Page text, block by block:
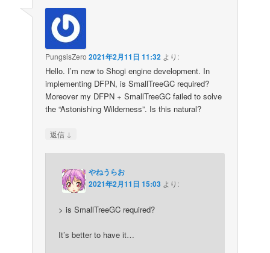
PungsisZero 2021年2月11日 11:32 より:
Hello. I’m new to Shogi engine development. In
implementing DFPN, is SmallTreeGC required?
Moreover my DFPN + SmallTreeGC failed to solve
the “Astonishing Wilderness”. Is this natural?
返信 ↓
やねうらお
2021年2月11日 15:03 より:
> is SmallTreeGC required?
It’s better to have it…